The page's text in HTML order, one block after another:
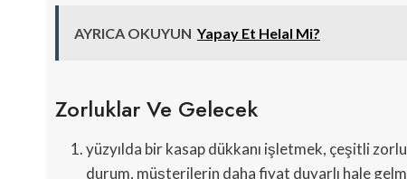
AYRICA OKUYUN Yapay Et Helal Mi?
Zorluklar Ve Gelecek
yüzyılda bir kasap dükkanı işletmek, çeşitli
durum, müşterilerin daha fiyat duyarlı hale